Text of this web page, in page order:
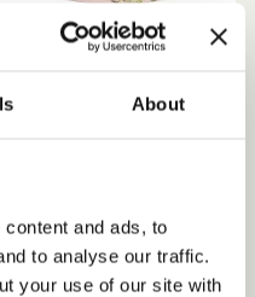
About
and ads, to
to analyse our traffic.
your use of our site with
229.00 SEK
GRÖSSE WÄHLEN
unseren
Sie 10
Astrid Lindgren Store